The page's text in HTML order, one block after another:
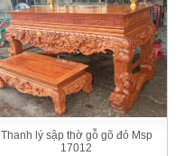
Thanh lý sập thờ gỗ gõ đỏ Msp
17012